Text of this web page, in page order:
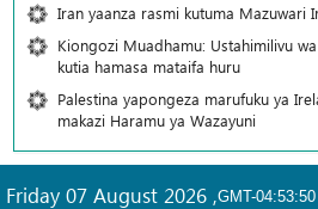
Iran yaanza rasmi kutuma Mazuwari
Kiongozi Muadhamu: Ustahimilivu
kutia hamasa mataifa huru
Palestina yapongeza marufuku ya
makazi Haramu ya Wazayuni
GMT-04:53:50
Friday 07 August 2026 ,